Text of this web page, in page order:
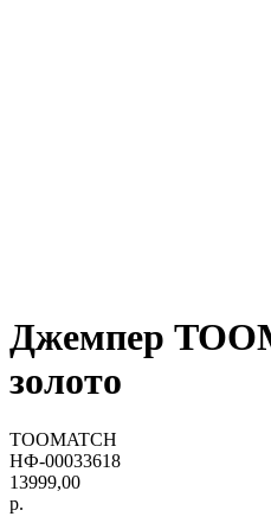
Джемпер
золото
TOOMATCH
НФ-00033618
13999,00
р.